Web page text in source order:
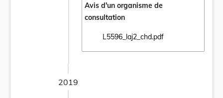
Avis d'un organisme de
consultation
L5596_laj2_chd.pdf
Ouvrir le document L5596_laj2_chd.pdf
2019